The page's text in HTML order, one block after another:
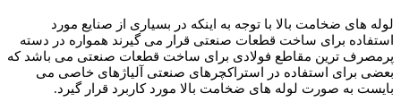
لوله های ضخامت بالا با توجه به اینکه در بسیاری از صنایع مورد
استفاده برای ساخت قطعات صنعتی قرار می گیرند همواره در دسته
پرمصرف ترین مقاطع فولادی برای ساخت قطعات صنعتی می باشد که
بعضی برای استفاده در استراکچرهای صنعتی آلیاژهای خاصی می
بایست به صورت لوله های ضخامت بالا مورد کاربرد قرار گیرد.